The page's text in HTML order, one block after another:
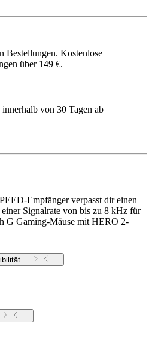
Bestellungen. Kostenlose
über 149 €.
innerhalb von 30 Tagen ab
Empfänger verpasst dir einen
Signalrate von bis zu 8 kHz für
G Gaming-Mäuse mit HERO 2-